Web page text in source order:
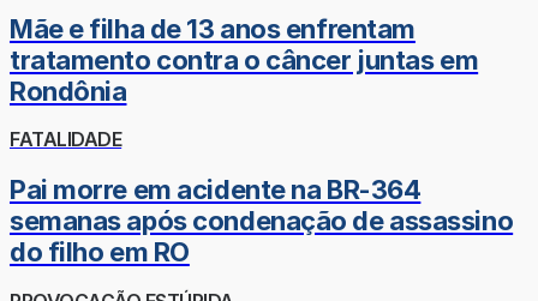
Mãe e filha de 13 anos enfrentam
tratamento contra o câncer juntas em
Rondônia
FATALIDADE
Pai morre em acidente na BR-364
semanas após condenação de assassino
do filho em RO